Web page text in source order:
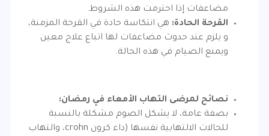
مضاعفات إذا احترمت هذه الشروط.
القرحة الحادة: هي انتكاسة حادة في القرحة المزمنة،
و يلزم عند حدوث مضاعفات لها اتباع علاج معين
ويمنع الصيام في هذه الحالة.
نصائح لمرضى التهاب الأمعاء في رمضان:
بصفة عامة، لا يشكل الصوم مشكلة بالنسبة
للحالات الالتهابية نفسها (داء كرون crohn، والتهاب